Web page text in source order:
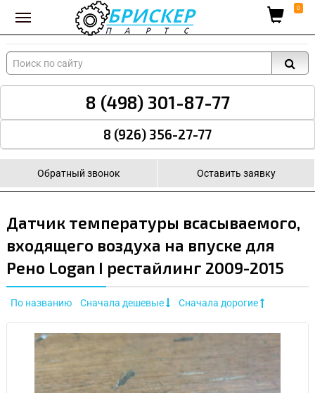
Вход для поставщиков 0
8 (498) 301-87-77
8 (926) 356-27-77
Обратный звонок Оставить заявку
Датчик температуры всасываемого,
входящего воздуха на впуске для
Рено Logan I рестайлинг 2009-2015
По названию Сначала дешевые Сначала дорогие